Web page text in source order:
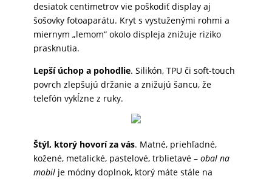
POPSOCKETY
desiatok centimetrov vie poškodiť display aj
šošovky fotoaparátu. Kryt s vystuženými rohmi a
miernym „lemom“ okolo displeja znižuje riziko
prasknutia.
Lepší úchop a pohodlie. Silikón, TPU či soft-touch
povrch zlepšujú držanie a znižujú šancu, že
telefón vykĺzne z ruky.
Štýl, ktorý hovorí za vás. Matné, priehľadné,
kožené, metalické, pastelové, trblietavé – obal na
mobilje módny doplnok, ktorý máte stále na